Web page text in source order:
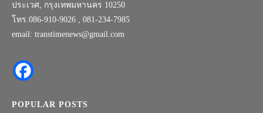
ประเวศ, กรุงเทพมหานคร 10250
โทร.086-910-9026 , 081-234-7985
email: transtimenews@gmail.com
POPULAR POSTS